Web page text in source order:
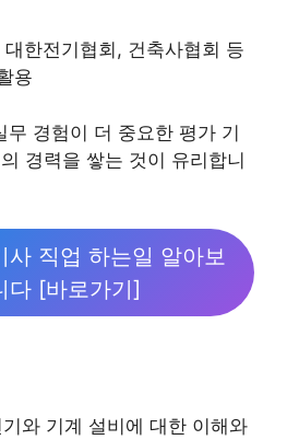
한전기협회, 건축사협회 등
용
무 경험이 더 중요한 평가 기
경력을 쌓는 것이 유리합니
사 직업 하는일 알아보
다 [바로가기]
와 기계 설비에 대한 이해와